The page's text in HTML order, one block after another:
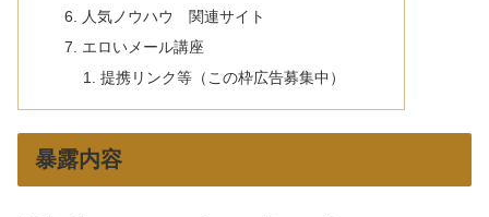
人気ノウハウ 関連サイト
エロいメール講座
提携リンク等（この枠広告募集中）
暴露内容